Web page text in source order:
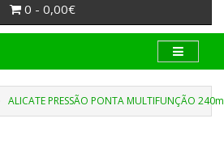
0 - 0,00€
ALICATE PRESSÃO PONTA MULTIFUNÇÃO